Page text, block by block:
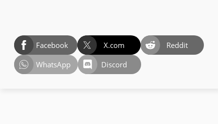
Facebook X.com
Reddit
WhatsApp
Discord